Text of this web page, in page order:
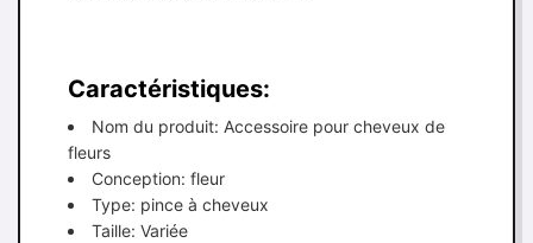
Caractéristiques:
Nom du produit: Accessoire pour cheveux de
fleurs
Conception: fleur
Type: pince à cheveux
Taille: Variée